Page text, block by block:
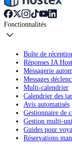
Fonctionnalités
Boîte de
Réponses IA
Messagerie
Messages
Multi-calendrier
Calendrier des
Avis automatisés
Gestionnaire de
Gestion multi-
Guides pour
Réservations